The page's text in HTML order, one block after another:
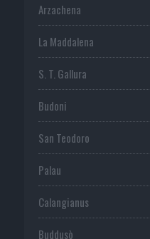
Arzachena
La Maddalena
S. T. Gallura
Budoni
San Teodoro
Palau
Calangianus
Buddusò